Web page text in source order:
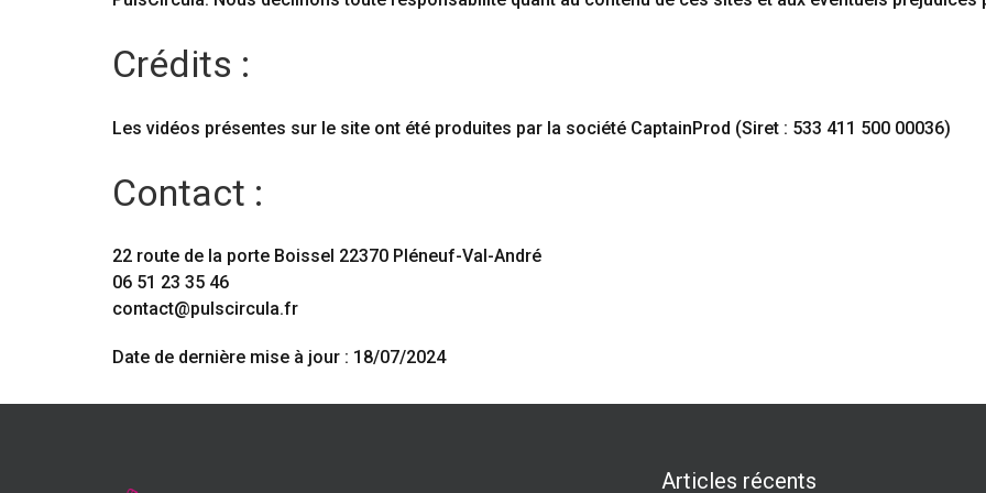
Crédits :
Les vidéos présentes sur le site ont été produites par la société CaptainProd (Siret : 533 411 500 00036)
Contact :
22 route de la porte Boissel 22370 Pléneuf-Val-André
06 51 23 35 46
contact@pulscircula.fr
Date de dernière mise à jour : 18/07/2024
Articles récents